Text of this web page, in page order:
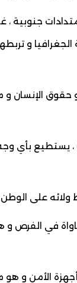
جنوبية ،
و
حقوق الإنسان
، يستطيع بأي
على الوطن
في الفرص و
أجهزة الأمن و